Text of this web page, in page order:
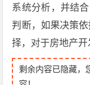
系统分析，并结
判断，如果决策
择，对于房地产开
剩余内容已隐藏，